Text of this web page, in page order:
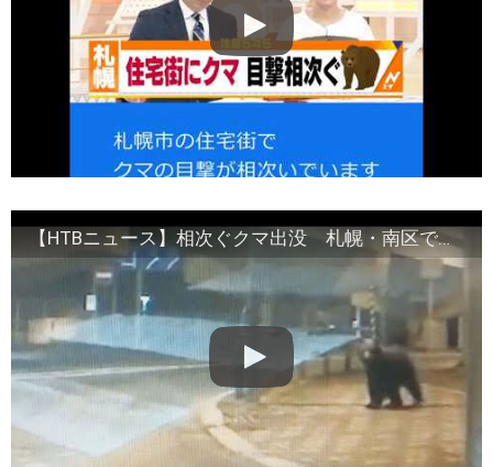
【HTBニュース】相次ぐクマ出没 札幌・南区では悠々と道路渡る姿が